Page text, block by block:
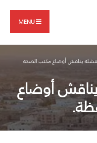
MENU
هشلة يناقش أوضاع مكتب الصحة
أوضاع